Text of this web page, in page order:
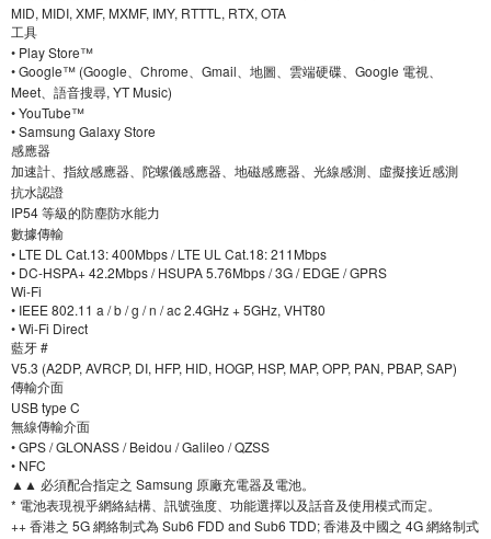
MID, MIDI, XMF, MXMF, IMY, RTTTL, RTX, OTA
工具
• Play Store™
• Google™ (Google、Chrome、Gmail、地圖、雲端硬碟、Google 電視、
Meet、語音搜尋, YT Music)
• YouTube™
• Samsung Galaxy Store
感應器
加速計、指紋感應器、陀螺儀感應器、地磁感應器、光線感測、虛擬接近感測
抗水認證
IP54 等級的防塵防水能力
數據傳輸
• LTE DL Cat.13: 400Mbps / LTE UL Cat.18: 211Mbps
• DC-HSPA+ 42.2Mbps / HSUPA 5.76Mbps / 3G / EDGE / GPRS
Wi-Fi
• IEEE 802.11 a / b / g / n / ac 2.4GHz + 5GHz, VHT80
• Wi-Fi Direct
藍牙 #
V5.3 (A2DP, AVRCP, DI, HFP, HID, HOGP, HSP, MAP, OPP, PAN, PBAP, SAP)
傳輸介面
USB type C
無線傳輸介面
• GPS / GLONASS / Beidou / Galileo / QZSS
• NFC
▲▲ 必須配合指定之 Samsung 原廠充電器及電池。
* 電池表現視乎網絡結構、訊號強度、功能選擇以及話音及使用模式而定。
++ 香港之 5G 網絡制式為 Sub6 FDD and Sub6 TDD; 香港及中國之 4G 網絡制式